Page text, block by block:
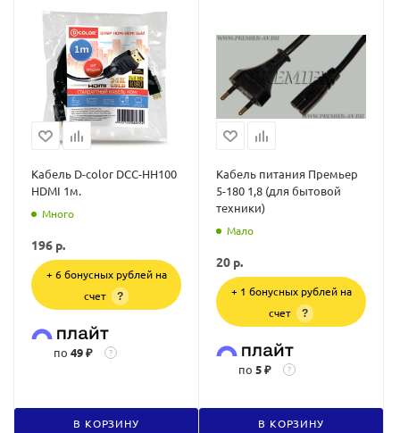
Кабель D-color DCC-HH100
HDMI 1м.
Много
196 р.
+ 6 бонусных рублей на
счет
?
по 49 ₽ ?
В КОРЗИНУ
Кабель питания Премьер
5-180 1,8 (для бытовой
техники)
Мало
20 р.
+ 1 бонусных рублей на
счет
?
по 5 ₽ ?
В КОРЗИНУ